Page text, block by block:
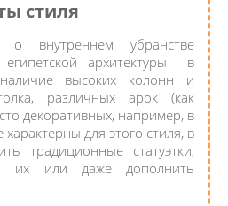
стиля
внутреннем убранстве
архитектуры в
высоких колонн и
различных арок (как
декоративных, например, в
для этого стиля, в
традиционные статуэтки,
их или даже дополнить